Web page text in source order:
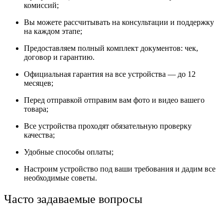
комиссий;
Вы можете рассчитывать на консультации и поддержку
на каждом этапе;
Предоставляем полный комплект документов: чек,
договор и гарантию.
Официальная гарантия на все устройства — до 12
месяцев;
Перед отправкой отправим вам фото и видео вашего
товара;
Все устройства проходят обязательную проверку
качества;
Удобные способы оплаты;
Настроим устройство под ваши требования и дадим все
необходимые советы.
Часто задаваемые вопросы